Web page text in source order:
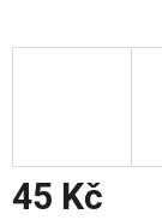
45 Kč